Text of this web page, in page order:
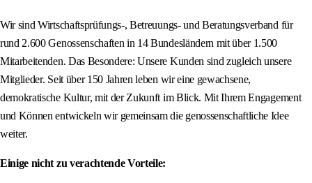
Wir sind Wirtschaftsprüfungs-, Betreuungs- und Beratungsverband für
rund 2.600 Genossenschaften in 14 Bundesländern mit über 1.500
Mitarbeitenden. Das Besondere: Unsere Kunden sind zugleich unsere
Mitglieder. Seit über 150 Jahren leben wir eine gewachsene,
demokratische Kultur, mit der Zukunft im Blick. Mit Ihrem Engagement
und Können entwickeln wir gemeinsam die genossenschaftliche Idee
weiter.
Einige nicht zu verachtende Vorteile: